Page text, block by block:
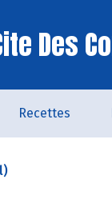
Des
Recettes